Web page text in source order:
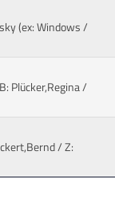
(ex: Windows/
Plücker,Regina /
/ Z: